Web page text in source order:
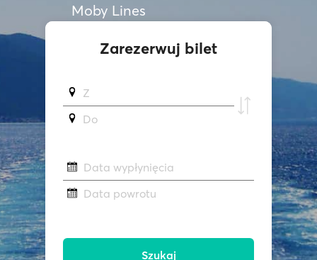
Moby Lines
Zarezerwuj bilet
Z
Do
Data wypłynięcia
Data powrotu
Szukaj